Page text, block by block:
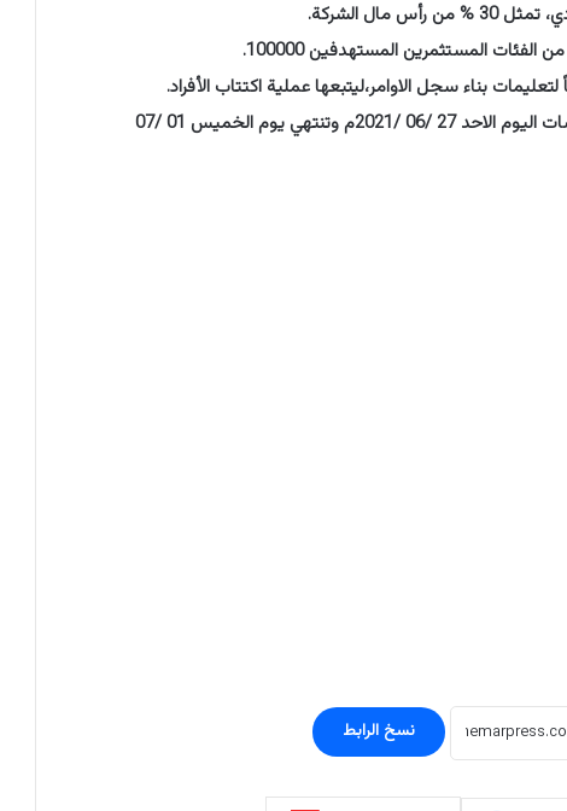
المستثمرين المستهدفين 100000.
بناء سجل الاوامر،ليتبعها عملية اكتتاب الأفراد.
وتنتهي يوم الخميس
01 /07
نسخ الرابط